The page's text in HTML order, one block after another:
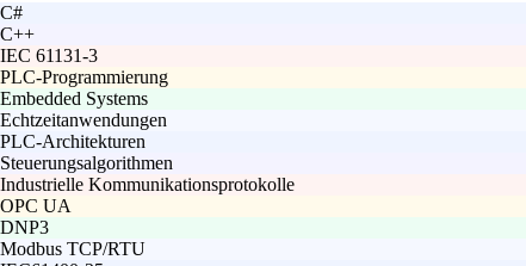
C#
C++
IEC 61131-3
PLC-Programmierung
Embedded Systems
Echtzeitanwendungen
PLC-Architekturen
Steuerungsalgorithmen
Industrielle Kommunikationsprotokolle
OPC UA
DNP3
Modbus TCP/RTU